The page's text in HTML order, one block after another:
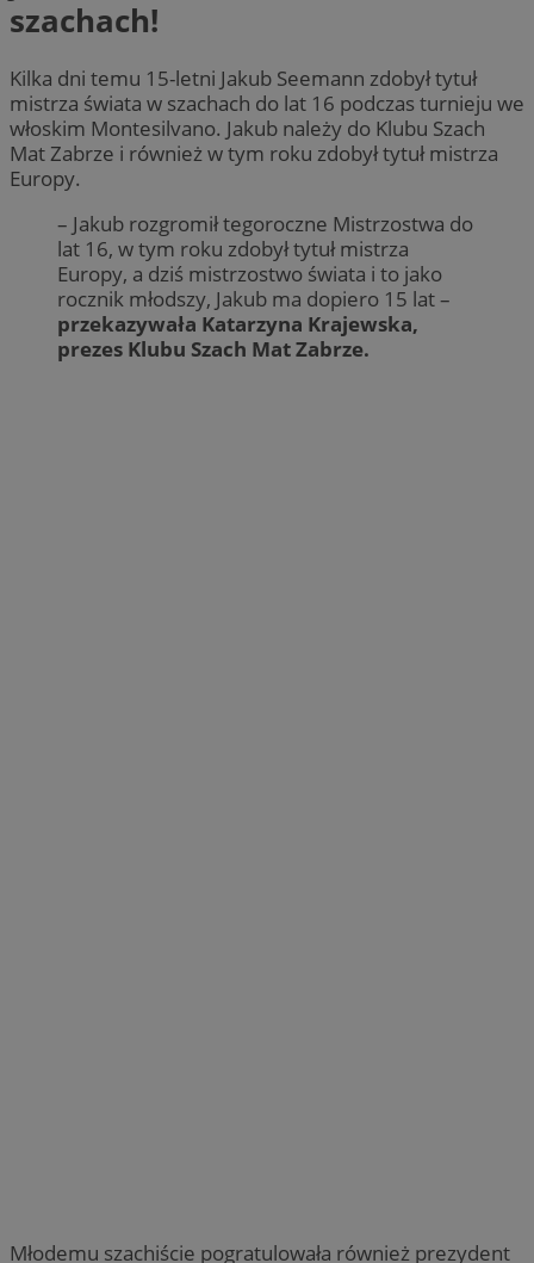
szachach!
Kilka dni temu 15-letni Jakub Seemann zdobył tytuł
mistrza świata w szachach do lat 16 podczas turnieju we
włoskim Montesilvano. Jakub należy do Klubu Szach
Mat Zabrze i również w tym roku zdobył tytuł mistrza
Europy.
– Jakub rozgromił tegoroczne Mistrzostwa do
lat 16, w tym roku zdobył tytuł mistrza
Europy, a dziś mistrzostwo świata i to jako
rocznik młodszy, Jakub ma dopiero 15 lat –
przekazywała Katarzyna Krajewska,
prezes Klubu Szach Mat Zabrze.
Młodemu szachiście pogratulowała również prezydent